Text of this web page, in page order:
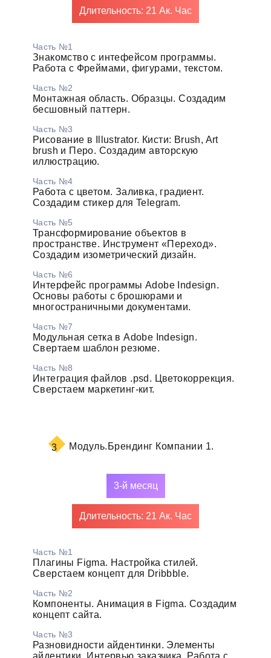
Длительность: 21 Ак. Час
Часть №1
Знакомство с интефейсом программы.
Работа с Фреймами, фигурами, текстом.
Часть №2
Монтажная область. Образцы. Создадим
бесшовный паттерн.
Часть №3
Рисование в Illustrator. Кисти: Brush, Art
brush и Перо. Создадим авторскую
иллюстрацию.
Часть №4
Работа с цветом. Заливка, градиент.
Создадим стикер для Telegram.
Часть №5
Трансформирование объектов в
пространстве. Инструмент «Переход».
Создадим изометрический дизайн.
Часть №6
Интерфейс программы Adobe Indesign.
Основы работы с брошюрами и
многостраничными документами.
Часть №7
Модульная сетка в Adobe Indesign.
Свертаем шаблон резюме.
Часть №8
Интеграция файлов .psd. Цветокоррекция.
Сверстаем маркетинг-кит.
3 Модуль. Брендинг Компании 1.
3-й месяц
Длительность: 21 Ак. Час
Часть №1
Плагины Figma. Настройка стилей.
Сверстаем концепт для Dribbble.
Часть №2
Компоненты. Анимация в Figma. Создадим
концепт сайта.
Часть №3
Разновидности айдентинки. Элементы
айдентики. Интервью заказчика. Работа с